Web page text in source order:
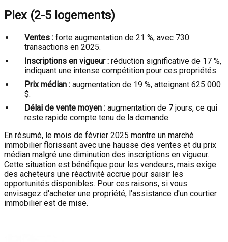
Plex (2-5 logements)
Ventes : forte augmentation de 21 %, avec 730
transactions en 2025.
Inscriptions en vigueur : réduction significative de 17 %,
indiquant une intense compétition pour ces propriétés.
Prix médian : augmentation de 19 %, atteignant 625 000
$.
Délai de vente moyen : augmentation de 7 jours, ce qui
reste rapide compte tenu de la demande.
En résumé, le mois de février 2025 montre un marché
immobilier florissant avec une hausse des ventes et du prix
médian malgré une diminution des inscriptions en vigueur.
Cette situation est bénéfique pour les vendeurs, mais exige
des acheteurs une réactivité accrue pour saisir les
opportunités disponibles. Pour ces raisons, si vous
envisagez d'acheter une propriété, l'assistance d'un courtier
immobilier est de mise.